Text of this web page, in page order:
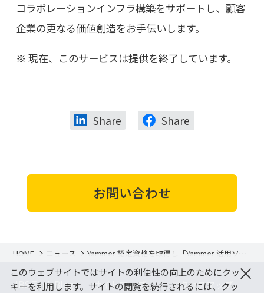
コラボレーションインフラ構築をサポートし、顧客
企業の更なる価値創造をお手伝いします。
現在、このサービスは提供を終了しています。
Share Share
お問い合わせ
HOME ニュース Yammer 認定資格を取得し「Yammer 活用ソリ
JBS Tech Blog サイトマップ アクセスマップ
このウェブサイトではサイトの利便性の向上のためにクッ
キーを利用します。サイトの閲覧を続行されるには、クッ
×